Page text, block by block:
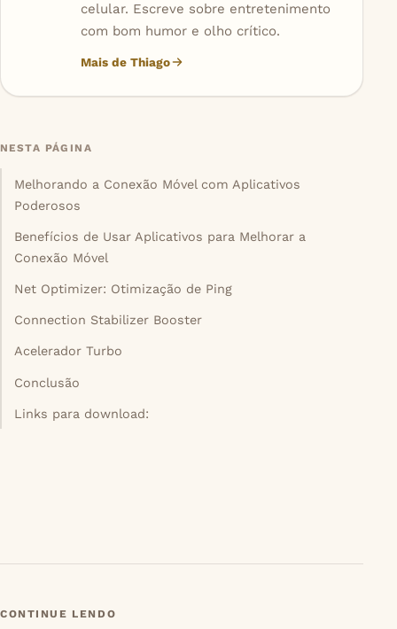
celular. Escreve sobre entretenimento
com bom humor e olho crítico.
Mais de Thiago
NESTA PÁGINA
Melhorando a Conexão Móvel com Aplicativos
Poderosos
Benefícios de Usar Aplicativos para Melhorar a
Conexão Móvel
Net Optimizer: Otimização de Ping
Connection Stabilizer Booster
Acelerador Turbo
Conclusão
Links para download:
CONTINUE LENDO